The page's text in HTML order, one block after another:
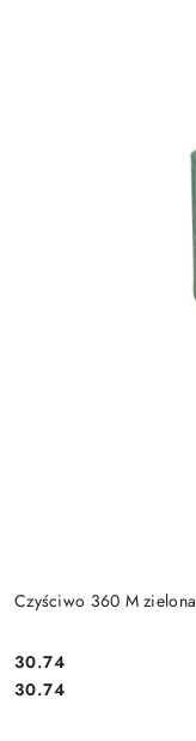
Czyściwo 360 M
Cena:
30.74
Cena:
30.74